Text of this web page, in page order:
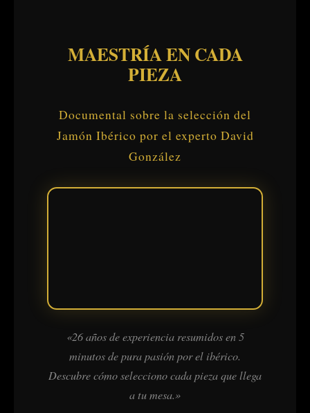
MAESTRÍA EN CADA
PIEZA
Documental sobre la selección del
Jamón Ibérico por el experto David
González
«26 años de experiencia resumidos en 5
minutos de pura pasión por el ibérico.
Descubre cómo selecciono cada pieza que llega
a tu mesa.»